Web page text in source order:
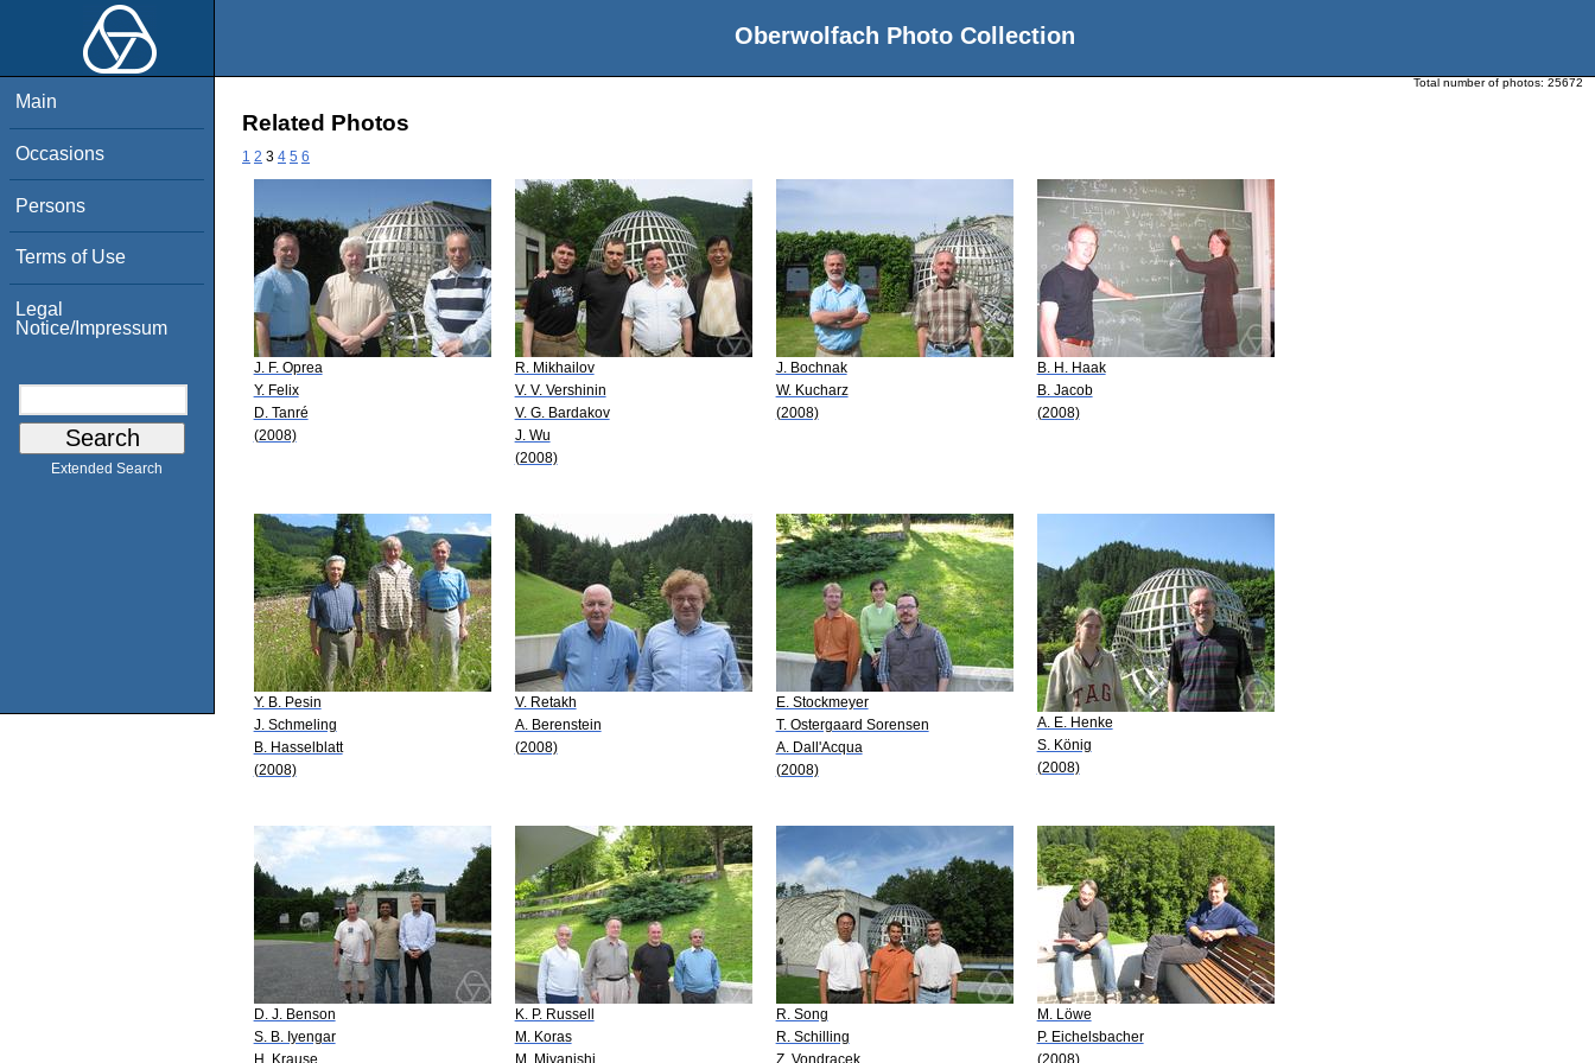
Oberwolfach Photo Collection
Main
Occasions
Persons
Terms of Use
Legal
Notice/Impressum
Extended Search
Total number of photos: 25672
Related Photos
1 2 3 4 5 6
J. F. Oprea
Y. Felix
D. Tanré
(2008)
R. Mikhailov
V. V. Vershinin
V. G. Bardakov
J. Wu
(2008)
J. Bochnak
W. Kucharz
(2008)
B. H. Haak
B. Jacob
(2008)
Y. B. Pesin
J. Schmeling
B. Hasselblatt
(2008)
V. Retakh
A. Berenstein
(2008)
E. Stockmeyer
T. Ostergaard Sorensen
A. Dall'Acqua
(2008)
A. E. Henke
S. König
(2008)
D. J. Benson
S. B. Iyengar
H. Krause
K. P. Russell
M. Koras
M. Miyanishi
R. Song
R. Schilling
Z. Vondracek
M. Löwe
P. Eichelsbacher
(2008)